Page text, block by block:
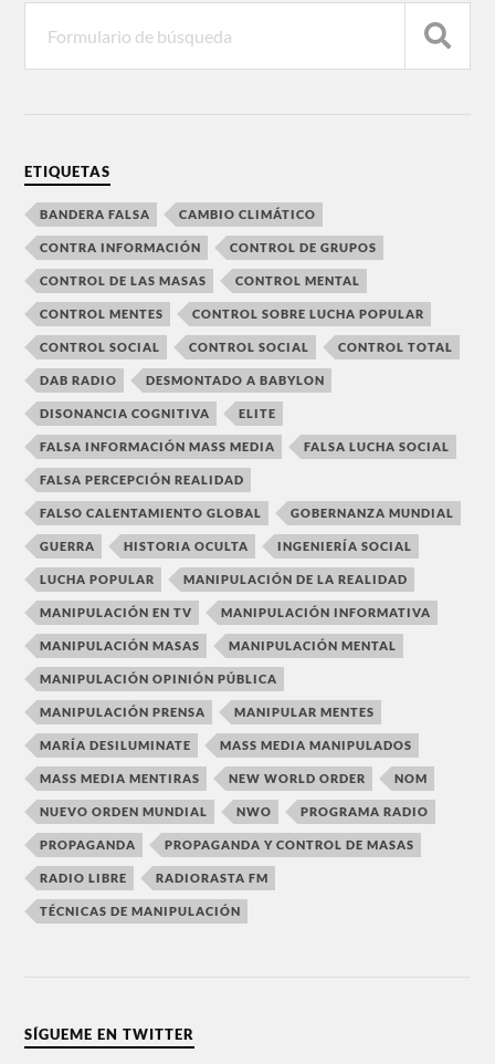
ETIQUETAS
BANDERA FALSA CAMBIO CLIMÁTICO
CONTRA INFORMACIÓN CONTROL DE GRUPOS
CONTROL DE LAS MASAS CONTROL MENTAL
CONTROL MENTES CONTROL SOBRE LUCHA POPULAR
CONTROL SOCIAL CONTROL SOCIAL CONTROL TOTAL
DAB RADIO DESMONTADO A BABYLON
DISONANCIA COGNITIVA ELITE
FALSA INFORMACIÓN MASS MEDIA FALSA LUCHA SOCIAL
FALSA PERCEPCIÓN REALIDAD
FALSO CALENTAMIENTO GLOBAL GOBERNANZA MUNDIAL
GUERRA HISTORIA OCULTA INGENIERÍA SOCIAL
LUCHA POPULAR MANIPULACIÓN DE LA REALIDAD
MANIPULACIÓN EN TV MANIPULACIÓN INFORMATIVA
MANIPULACIÓN MASAS MANIPULACIÓN MENTAL
MANIPULACIÓN OPINIÓN PÚBLICA
MANIPULACIÓN PRENSA MANIPULAR MENTES
MARÍA DESILUMINATE MASS MEDIA MANIPULADOS
MASS MEDIA MENTIRAS NEW WORLD ORDER NOM
NUEVO ORDEN MUNDIAL NWO PROGRAMA RADIO
PROPAGANDA PROPAGANDA Y CONTROL DE MASAS
RADIO LIBRE RADIORASTA FM
TÉCNICAS DE MANIPULACIÓN
SÍGUEME EN TWITTER